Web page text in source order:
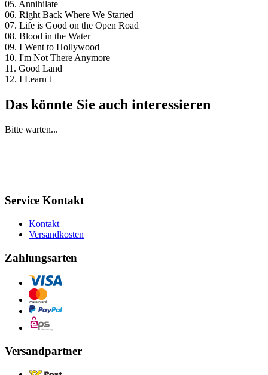
05. Annihilate
06. Right Back Where We Started
07. Life is Good on the Open Road
08. Blood in the Water
09. I Went to Hollywood
10. I'm Not There Anymore
11. Good Land
12. I Learn t
Das könnte Sie auch interessieren
Bitte warten...
Service Kontakt
Kontakt
Versandkosten
Zahlungsarten
Versandpartner